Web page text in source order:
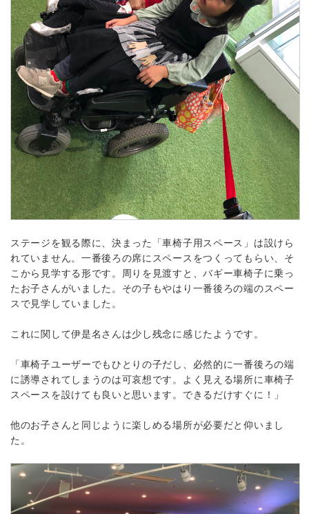
ステージを観る際に、決まった「車椅子用スペース」は設けら
れていません。一番後ろの席にスペースをつくってもらい、そ
こから見学する形です。周りを見渡すと、バギー車椅子に乗っ
たお子さんがいました。その子もやはり一番後ろの端のスペー
スで見学していました。
これに関して伊是名さんは少し残念に感じたようです。
「車椅子ユーザーでもひとりの子だし、必然的に一番後ろの端
に誘導されてしまうのは可哀想です。よく見える場所に車椅子
スペースを設けても良いと思います。できるだけすぐに！」
他のお子さんと同じように楽しめる場所が必要だと仰いまし
た。